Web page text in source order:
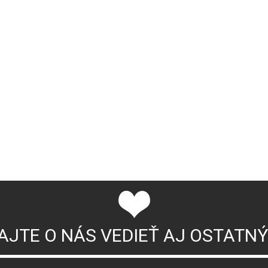
O NÁS VEDIEŤ AJ